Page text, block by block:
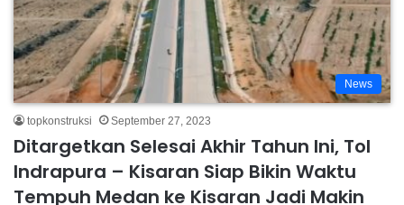
News
topkonstruksi September 27, 2023
Ditargetkan Selesai Akhir Tahun Ini, Tol
Indrapura – Kisaran Siap Bikin Waktu
Tempuh Medan ke Kisaran Jadi Makin